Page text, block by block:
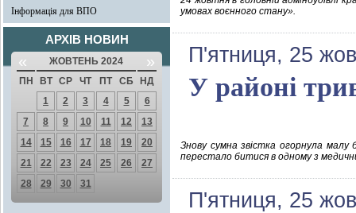
Інформація для ВПО
АРХІВ НОВИН
« ЖОВТЕНЬ 2024 »
ПН ВТ СР ЧТ ПТ СБ
НД
1
2 3 4 5
6
7
8 9 10 11 12
13
14
15 16 17 18 19
20
21
22 23 24 25 26
27
28
29 30 31
умовах воєнного стану».
П'ятниця, 25
У районі
Знову сумна звістка огорнула малу
перестало битися в одному з
П'ятниця, 25